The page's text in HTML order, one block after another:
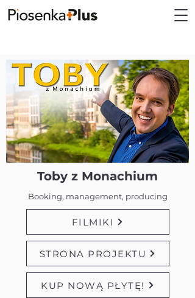
Toby z Monachium
Booking, management, producing
FILMIKI
STRONA PROJEKTU
KUP NOWĄ PŁYTĘ!